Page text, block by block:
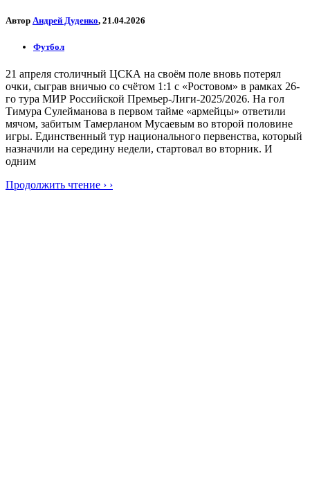
Автор Андрей Дуденко, 21.04.2026
Футбол
21 апреля столичный ЦСКА на своём поле вновь потерял
очки, сыграв вничью со счётом 1:1 с «Ростовом» в рамках 26-
го тура МИР Российской Премьер-Лиги-2025/2026. На гол
Тимура Сулейманова в первом тайме «армейцы» ответили
мячом, забитым Тамерланом Мусаевым во второй половине
игры. Единственный тур национального первенства, который
назначили на середину недели, стартовал во вторник. И
одним
Продолжить чтение › ›